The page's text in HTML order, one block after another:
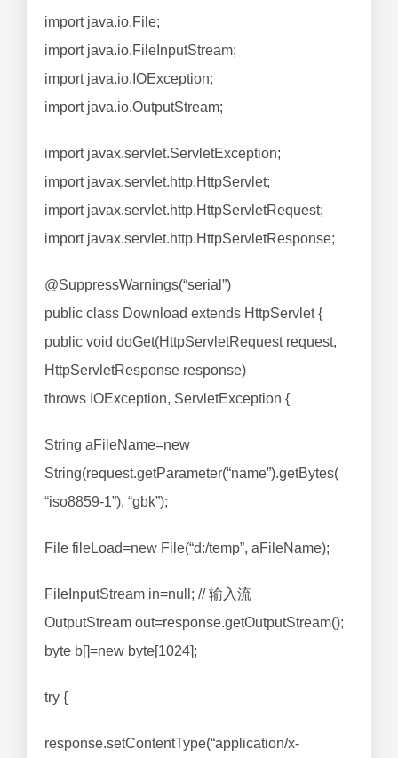
import java.io.File;
import java.io.FileInputStream;
import java.io.IOException;
import java.io.OutputStream;
import javax.servlet.ServletException;
import javax.servlet.http.HttpServlet;
import javax.servlet.http.HttpServletRequest;
import javax.servlet.http.HttpServletResponse;
@SuppressWarnings(“serial”)
public class Download extends HttpServlet {
public void doGet(HttpServletRequest request,
HttpServletResponse response)
throws IOException, ServletException {
String aFileName=new
String(request.getParameter(“name”).getBytes(
“iso8859-1”), “gbk”);
File fileLoad=new File(“d:/temp”, aFileName);
FileInputStream in=null; // 输入流
OutputStream out=response.getOutputStream();
byte b[]=new byte[1024];
try {
response.setContentType(“application/x-